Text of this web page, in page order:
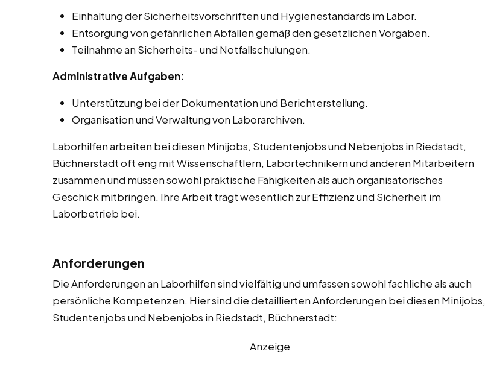
Einhaltung der Sicherheitsvorschriften und Hygienestandards im Labor.
Entsorgung von gefährlichen Abfällen gemäß den gesetzlichen Vorgaben.
Teilnahme an Sicherheits- und Notfallschulungen.
Administrative Aufgaben:
Unterstützung bei der Dokumentation und Berichterstellung.
Organisation und Verwaltung von Laborarchiven.
Laborhilfen arbeiten bei diesen Minijobs, Studentenjobs und Nebenjobs in Riedstadt,
Büchnerstadt oft eng mit Wissenschaftlern, Labortechnikern und anderen Mitarbeitern
zusammen und müssen sowohl praktische Fähigkeiten als auch organisatorisches
Geschick mitbringen. Ihre Arbeit trägt wesentlich zur Effizienz und Sicherheit im
Laborbetrieb bei.
Anforderungen
Die Anforderungen an Laborhilfen sind vielfältig und umfassen sowohl fachliche als auch
persönliche Kompetenzen. Hier sind die detaillierten Anforderungen bei diesen Minijobs,
Studentenjobs und Nebenjobs in Riedstadt, Büchnerstadt:
Anzeige